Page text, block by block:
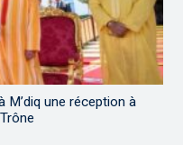
M’diq une réception à